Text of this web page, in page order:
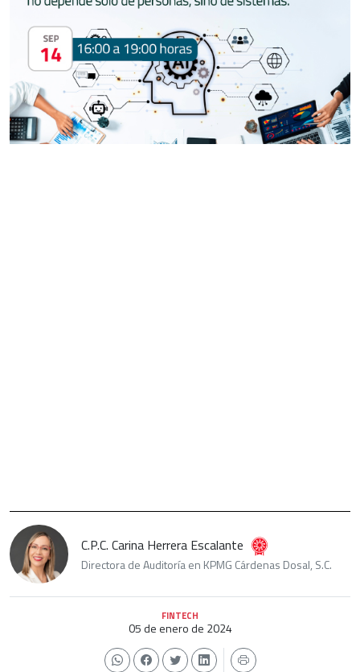
C.P.C. Carina Herrera Escalante
Directora de Auditoría en KPMG Cárdenas Dosal, S.C.
FINTECH
05 de enero de 2024